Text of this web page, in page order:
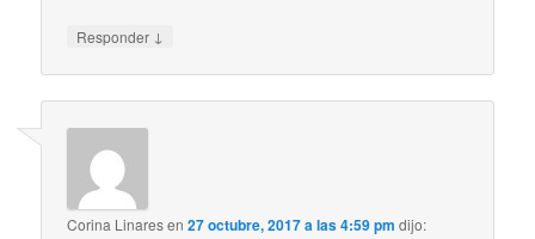
Responder ↓
Corina Linaresen27 octubre, 2017 a las 4:59 pm dijo: